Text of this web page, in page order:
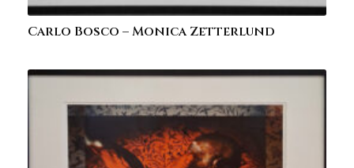
Carlo Bosco – Monica Zetterlund